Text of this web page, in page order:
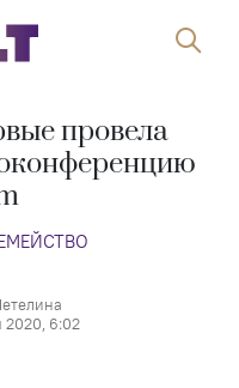
провела
2020, 6:02